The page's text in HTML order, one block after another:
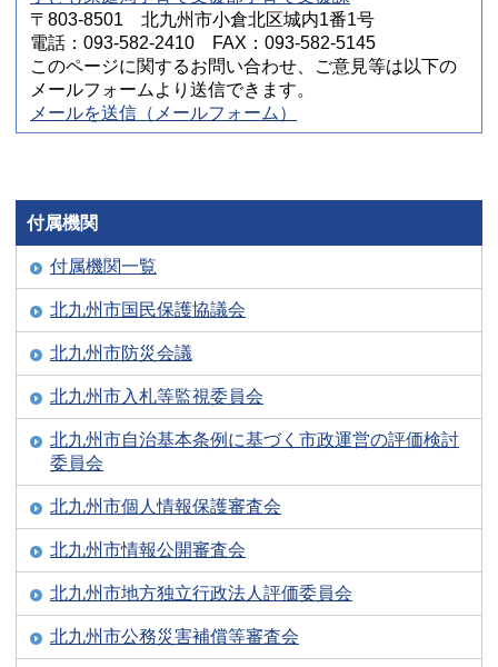
〒803-8501 北九州市小倉北区城内1番1号
電話：093-582-2410 FAX：093-582-5145
このページに関するお問い合わせ、ご意見等は以下の
メールフォームより送信できます。
メールを送信（メールフォーム）
付属機関
付属機関一覧
北九州市国民保護協議会
北九州市防災会議
北九州市入札等監視委員会
北九州市自治基本条例に基づく市政運営の評価検討
委員会
北九州市個人情報保護審査会
北九州市情報公開審査会
北九州市地方独立行政法人評価委員会
北九州市公務災害補償等審査会